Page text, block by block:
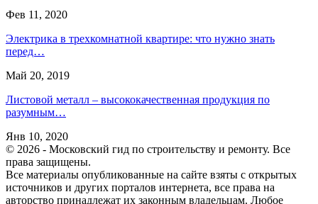
Фев 11, 2020
Электрика в трехкомнатной квартире: что нужно знать
перед…
Май 20, 2019
Листовой металл – высококачественная продукция по
разумным…
Янв 10, 2020
© 2026 - Московский гид по строительству и ремонту. Все
права защищены.
Все материалы опубликованные на сайте взяты с открытых
источников и других порталов интернета, все права на
авторство принадлежат их законным владельцам. Любое